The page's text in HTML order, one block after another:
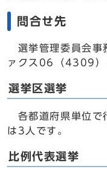
問合せ先
選挙管理委員会
ァクス06（4309
選挙区選挙
各都道府県単位で
は3人です。
比例代表選挙